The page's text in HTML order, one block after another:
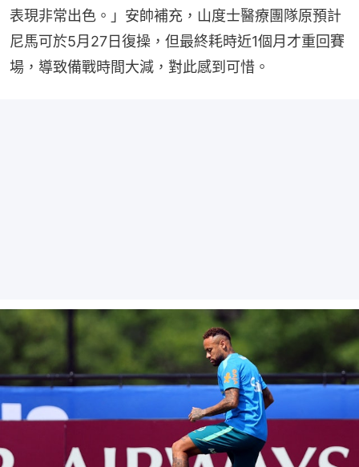
表現非常出色。」安帥補充，山度士醫療團隊原預計
尼馬可於5月27日復操，但最終耗時近1個月才重回賽
場，導致備戰時間大減，對此感到可惜。